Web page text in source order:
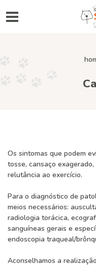
Os sintomas que podem
tosse, cansaço
relutância ao exercício.
Para o diagnóstico de
meios necessários:
radiologia torácica,
sanguíneas gerais e
endoscopia traqueal/
Aconselhamos a